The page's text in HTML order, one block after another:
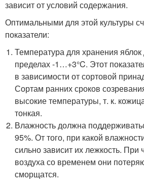
зависит от условий содержания.
Оптимальными для этой культуры
показатели:
Температура для хранения
пределах -1…+3°C. Этот
в зависимости от сортовой
Сортам ранних сроков
высокие температуры, т. к.
тонкая.
Влажность должна
95%. От того, при какой
сильно зависит их лежкость. При
воздуха со временем они
сморщатся.